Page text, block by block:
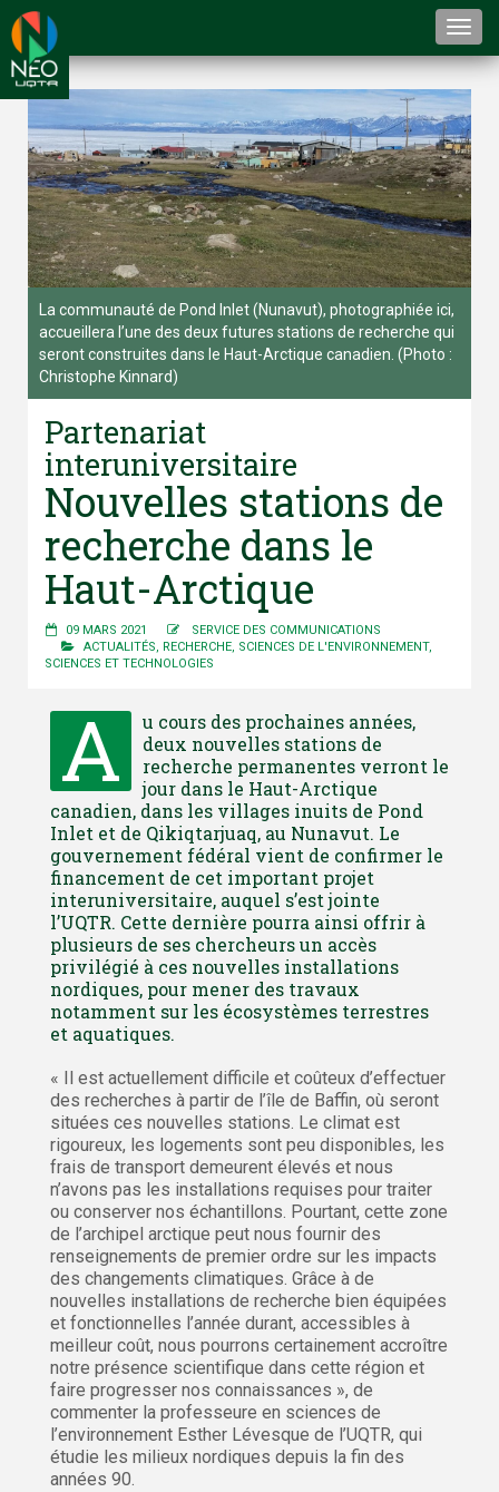
La communauté de Pond Inlet (Nunavut), photographiée ici,
accueillera l’une des deux futures stations de recherche qui
seront construites dans le Haut-Arctique canadien. (Photo :
Christophe Kinnard)
Partenariat
interuniversitaire
Nouvelles stations de
recherche dans le
Haut-Arctique
09 MARS 2021
SERVICE DES COMMUNICATIONS
ACTUALITÉS, RECHERCHE, SCIENCES DE L'ENVIRONNEMENT,
SCIENCES ET TECHNOLOGIES
A
u cours des prochaines années,
deux nouvelles stations de
recherche permanentes verront le
jour dans le Haut-Arctique
canadien, dans les villages inuits de Pond
Inlet et de Qikiqtarjuaq, au Nunavut. Le
gouvernement fédéral vient de confirmer le
financement de cet important projet
interuniversitaire, auquel s’est jointe
l’UQTR. Cette dernière pourra ainsi offrir à
plusieurs de ses chercheurs un accès
privilégié à ces nouvelles installations
nordiques, pour mener des travaux
notamment sur les écosystèmes terrestres
et aquatiques.
« Il est actuellement difficile et coûteux d’effectuer
des recherches à partir de l’île de Baffin, où seront
situées ces nouvelles stations. Le climat est
rigoureux, les logements sont peu disponibles, les
frais de transport demeurent élevés et nous
n’avons pas les installations requises pour traiter
ou conserver nos échantillons. Pourtant, cette zone
de l’archipel arctique peut nous fournir des
renseignements de premier ordre sur les impacts
des changements climatiques. Grâce à de
nouvelles installations de recherche bien équipées
et fonctionnelles l’année durant, accessibles à
meilleur coût, nous pourrons certainement accroître
notre présence scientifique dans cette région et
faire progresser nos connaissances », de
commenter la professeure en sciences de
l’environnement Esther Lévesque de l’UQTR, qui
étudie les milieux nordiques depuis la fin des
années 90.